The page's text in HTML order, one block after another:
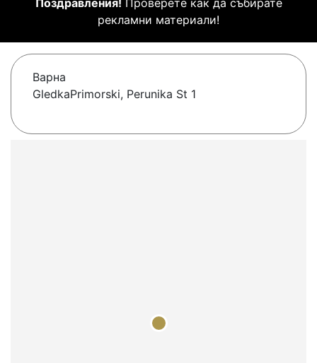
Поздравления! Проверете как да събирате
рекламни материали!
Варна
GledkaPrimorski, Perunika St 1